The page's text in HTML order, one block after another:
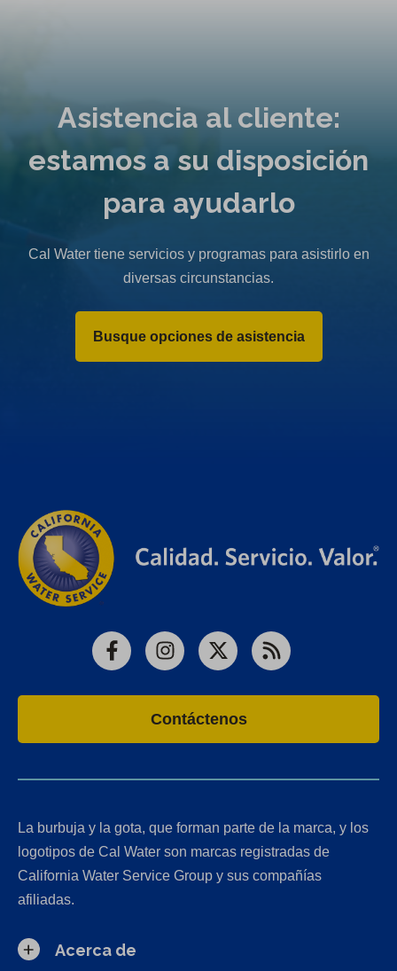
Asistencia al cliente:
estamos a su disposición
para ayudarlo
Cal Water tiene servicios y programas para asistirlo en
diversas circunstancias.
Busque opciones de asistencia
FacebookInstagram
X RSS
Contáctenos
La burbuja y la gota, que forman parte de la marca, y los
logotipos de Cal Water son marcas registradas de
California Water Service Group y sus compañías
afiliadas.
Acerca de